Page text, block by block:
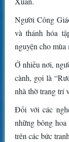
Người Công
và thánh hóa
nguyện cho
Ở nhiều nơi,
cành, gọi là
nhà thờ trang trí
Đối với các
những bông
trên các bức